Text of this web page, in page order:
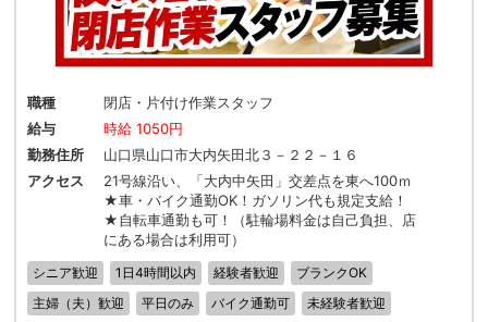
職種
閉店・片付け作業スタッフ
給与
時給 1050円
勤務住所
山口県山口市大内矢田北３－２２－１６
アクセス
21号線沿い、「大内中矢田」交差点を東へ100ｍ
★車・バイク通勤OK！ガソリン代も規定支給！
★自転車通勤も可！（駐輪場料金は自己負担、店
にある場合は利用可）
シニア歓迎 1日4時間以内 経験者歓迎
ブランクOK
主婦（夫）歓迎
平日のみ バイク通勤可 未経験者歓迎